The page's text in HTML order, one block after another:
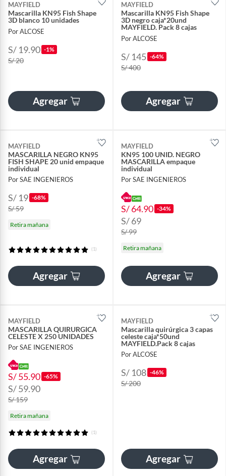
MAYFIELD
Mascarilla KN95 Fish Shape
3D blanco 10 unidades
Por ALCOSE
S/ 19.90 -1%
S/ 20
Agregar
MAYFIELD
Mascarilla KN95 Fish Shape
3D negro caja*20und
MAYFIELD. Pack 8 cajas
Por ALCOSE
S/ 145 -64%
S/ 400
Agregar
MAYFIELD
MASCARILLA NEGRO KN95
FISH SHAPE 20 unid empaque
individual
Por SAE INGENIEROS
S/ 19 -68%
S/ 59
Retira mañana
(1)
Agregar
MAYFIELD
KN95 100 UNID. NEGRO
MASCARILLA empaque
individual
Por SAE INGENIEROS
S/ 64.90 -34%
S/ 69
S/ 99
Retira mañana
Agregar
MAYFIELD
MASCARILLA QUIRURGICA
CELESTE X 250 UNIDADES
Por SAE INGENIEROS
S/ 55.90 -65%
S/ 59.90
S/ 159
Retira mañana
(1)
Agregar
MAYFIELD
Mascarilla quirúrgica 3 capas
celeste caja*50und
MAYFIELD.Pack 8 cajas
Por ALCOSE
S/ 108 -46%
S/ 200
Agregar